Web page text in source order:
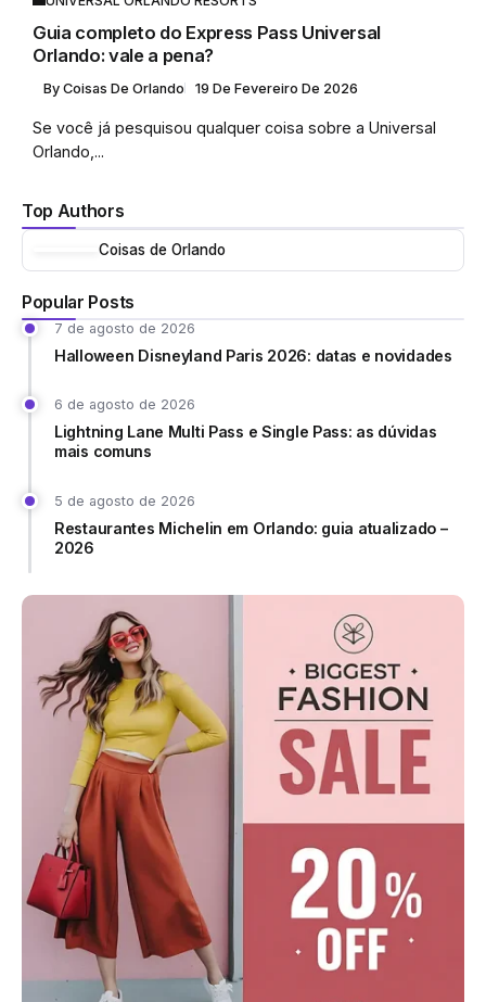
Top Authors
Coisas de Orlando
Popular Posts
7 de agosto de 2026
Halloween Disneyland Paris 2026: datas e novidades
6 de agosto de 2026
Lightning Lane Multi Pass e Single Pass: as dúvidas
mais comuns
5 de agosto de 2026
Restaurantes Michelin em Orlando: guia atualizado –
2026
Guia completo do Express Pass Universal
Orlando: vale a pena?
By Coisas De Orlando 19 De Fevereiro De 2026
Se você já pesquisou qualquer coisa sobre a Universal
Orlando,...